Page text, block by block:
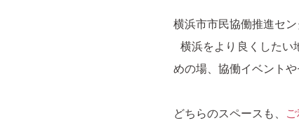
横浜市市民協働推進セ
横浜をより良くしたい
めの場、協働イベント
どちらのスペースも、